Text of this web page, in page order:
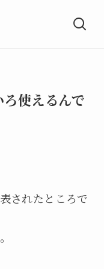
使えるんで
されたところで